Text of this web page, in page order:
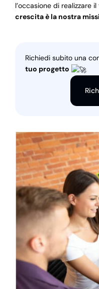
l’occasione di realizzare
crescita è la nostra
Richiedi subito una
tuo progetto